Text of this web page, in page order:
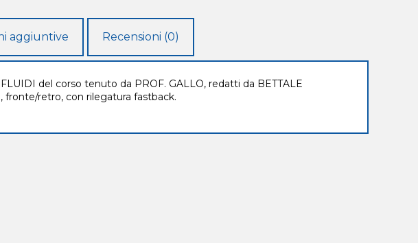
aggiuntive Recensioni (0)
del corso tenuto da PROF. GALLO, redatti da BETTALE
fronte/retro, con rilegatura fastback.